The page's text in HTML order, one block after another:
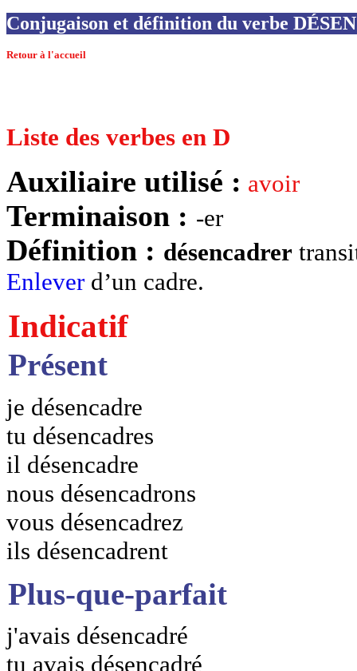
Conjugaison et définition du verbe
Retour à l'accueil
Liste des verbes en D
Auxiliaire utilisé : avoir
Terminaison : -er
Définition : désencadrer
Enlever d’un cadre.
Indicatif
Présent
je désencadre
tu désencadres
il désencadre
nous désencadrons
vous désencadrez
ils désencadrent
Plus-que-parfait
j'avais désencadré
tu avais désencadré